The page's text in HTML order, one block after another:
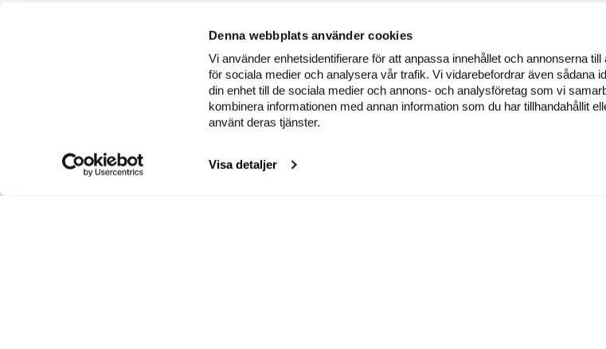
Denna webbplats använder cookies
Vi använder enhetsidentifierare för att anpassa innehållet och annonserna
för sociala medier och analysera vår trafik. Vi vidarebefordrar även sådana
din enhet till de sociala medier och annons- och analysföretag som vi
kombinera informationen med annan information som du har tillhandahållit
använt deras tjänster.
Visa detaljer